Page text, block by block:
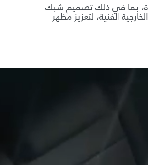
بما في ذلك تصميم شبك
الفنية، لتعزيز مظهر